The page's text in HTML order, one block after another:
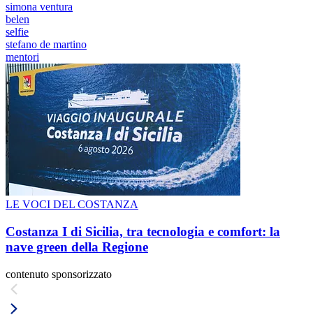
simona ventura
belen
selfie
stefano de martino
mentori
LE VOCI DEL COSTANZA
Costanza I di Sicilia, tra tecnologia e comfort: la
nave green della Regione
contenuto sponsorizzato